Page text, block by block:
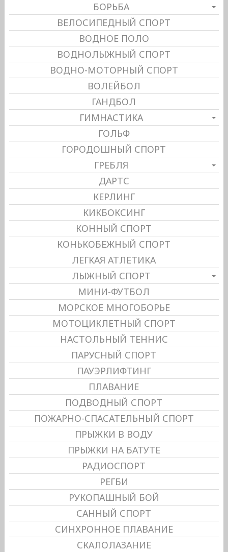
БОРЬБА
ВЕЛОСИПЕДНЫЙ СПОРТ
ВОДНОЕ ПОЛО
ВОДНОЛЫЖНЫЙ СПОРТ
ВОДНО-МОТОРНЫЙ СПОРТ
ВОЛЕЙБОЛ
ГАНДБОЛ
ГИМНАСТИКА
ГОЛЬФ
ГОРОДОШНЫЙ СПОРТ
ГРЕБЛЯ
ДАРТС
КЕРЛИНГ
КИКБОКСИНГ
КОННЫЙ СПОРТ
КОНЬКОБЕЖНЫЙ СПОРТ
ЛЕГКАЯ АТЛЕТИКА
ЛЫЖНЫЙ СПОРТ
МИНИ-ФУТБОЛ
МОРСКОЕ МНОГОБОРЬЕ
МОТОЦИКЛЕТНЫЙ СПОРТ
НАСТОЛЬНЫЙ ТЕННИС
ПАРУСНЫЙ СПОРТ
ПАУЭРЛИФТИНГ
ПЛАВАНИЕ
ПОДВОДНЫЙ СПОРТ
ПОЖАРНО-СПАСАТЕЛЬНЫЙ СПОРТ
ПРЫЖКИ В ВОДУ
ПРЫЖКИ НА БАТУТЕ
РАДИОСПОРТ
РЕГБИ
РУКОПАШНЫЙ БОЙ
САННЫЙ СПОРТ
СИНХРОННОЕ ПЛАВАНИЕ
СКАЛОЛАЗАНИЕ